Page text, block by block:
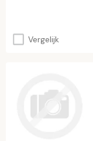
Vergelijk